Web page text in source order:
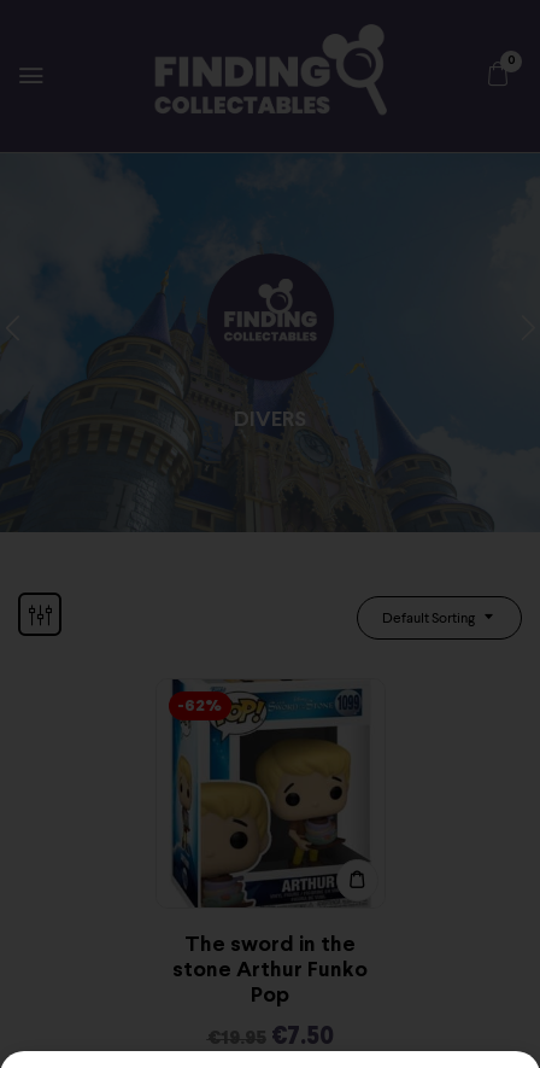
0
DIVERS
Default Sorting
-62%
The sword in the
stone Arthur Funko
Pop
€19.95 €7.50